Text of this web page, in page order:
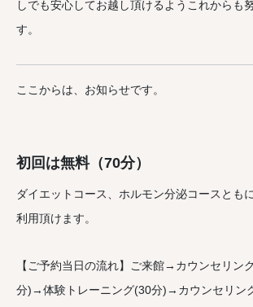
しでも安心してお越し頂けるようこれからも
す。
ここからは、お知らせです。
初回は無料（70分）
ダイエットコース、ホルモン分泌コースとも
利用頂けます。
【ご予約当日の流れ】ご来館→カウンセリン
分)→体験トレーニング(30分)→カウンセリン